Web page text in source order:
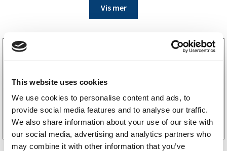
This website uses cookies
We use cookies to personalise content and ads, to
provide social media features and to analyse our traffic.
We also share information about your use of our site with
our social media, advertising and analytics partners who
may combine it with other information that you’ve
Vis mer
6659014
Støttehjul Ø60 mm 250 kg 215×65 mm
Kjøp på nett